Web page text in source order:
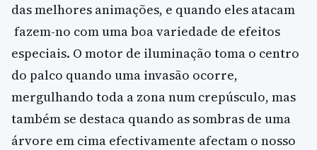
das melhores animações, e quando eles atacam
fazem-no com uma boa variedade de efeitos
especiais. O motor de iluminação toma o centro
do palco quando uma invasão ocorre,
mergulhando toda a zona num crepúsculo, mas
também se destaca quando as sombras de uma
árvore em cima efectivamente afectam o nosso